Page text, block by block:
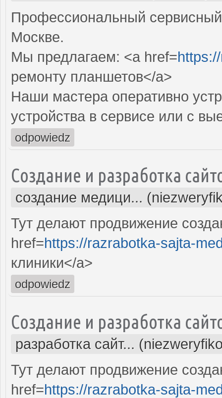
Профессиональный
Москве.
Мы предлагаем: <a href=
ремонту планшетов</a>
Наши мастера оперативно
устройства в сервисе или с
odpowiedz
Создание и разработка
создание медици...
Тут делают продвижение
href=https://razrabotka-sajta-
клиники</a>
odpowiedz
Создание и разработка
разработка сайт...
Тут делают продвижение
href=https://razrabotka-sajta-